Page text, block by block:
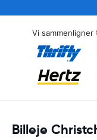
Vi
Billeje